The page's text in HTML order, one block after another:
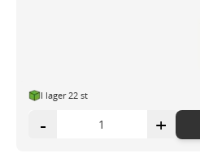
I lager 22 st
- +